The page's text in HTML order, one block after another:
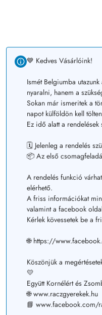
💙 Kedves Vásárlóink!
Ismét Belgiumba
nyaralni, hanem a
Sokan már ismeritek a
napot külföldön kell
Ez idő alatt a rendelések
🗓️ Jelenleg a rendelés
📦 Az első
A rendelés funkció
elérhető.
A friss információkat
valamint a facebook
Kérlek kövessetek be a
🌐 https://
Köszönjük a
💛
Együtt Kornélért és
🌐 www.raczgyerekek.hu
📘 www.facebook.com/